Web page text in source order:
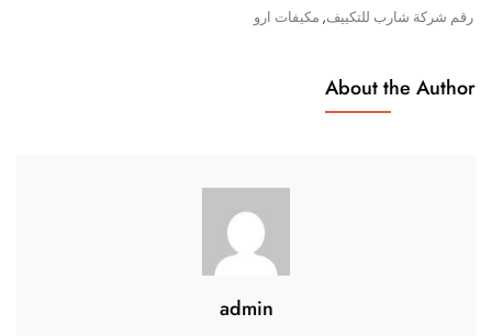
رقم شركة شارب للتكييف, مكيفات ارو
About the Author
admin